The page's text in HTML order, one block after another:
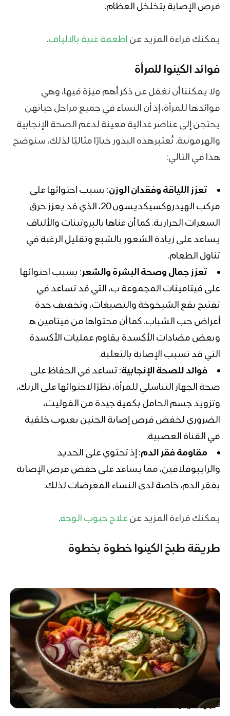
فرص الإصابة بتخلخل العظام.
يمكنك قراءة المزيد عن اطعمة غنية بالالياف.
فوائد الكينوا للمرأة
ولا يمكننا أن نغفل عن ذكر أهم ميزة فيها، وهي
فوائدها للمرأة، إذ أن النساء في جميع مراحل حياتهن
يحتجن إلى عناصر غذائية معينة لدعم الصحة الإنجابية
والهرمونية. تُعتبرهذه البذور خيارًا مثاليًا لذلك، سنوضح
هذا في التالي:
تعزز اللياقة وفقدان الوزن: بسبب احتوائها على
مركب الهيدروكسيكديسون 20، الذي قد يعزز حرق
السعرات الحرارية. كما أن غناها بالبروتينات والألياف
يساعد على زيادة الشعور بالشبع وتقليل الرغبة في
تناول الطعام.
تعزز جمال وصحة البشرة والشعر: بسبب احتوائها
على فيتامينات المجموعة ب، التي قد تساعد في
تفتيح بقع الشيخوخة والتصبغات، وتخفيف حدة
أعراض حب الشباب. كما أن محتواها من فيتامين هـ
وبعض مضادات الأكسدة يقاوم عمليات الأكسدة
التي قد تسبب الإصابة بالثعلبة.
فوائد للصحة الإنجابية: تساعد في الحفاظ على
صحة الجهاز التناسلي للمرأة، نظرًا لاحتوائها على الزنك،
وتزويد جسم الحامل بكمية جيدة من الفوليت،
الضروري لخفض فرص إصابة الجنين بعيوب خلقية
في القناة العصبية.
مقاومة فقر الدم: إذ تحتوي على الحديد
والرايبوفلافين، مما يساعد على خفض فرص الإصابة
بفقر الدم، خاصة لدى النساء المعرضات لذلك.
يمكنك قراءة المزيد عنعلاج حبوب الوجه.
طريقة طبخ الكينوا خطوة بخطوة
طبخ الكينوا كالأرز